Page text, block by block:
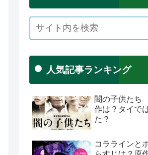
人気記事ランキング
闇の子供たち
作は？タイで
た？
コララインと